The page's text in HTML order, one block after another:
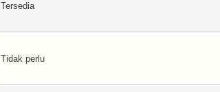
Tersedia
Tidak perlu